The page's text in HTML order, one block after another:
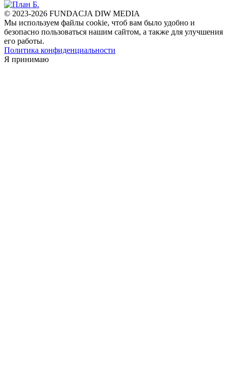
© 2023-2026 FUNDACJA DIW MEDIA
Мы используем файлы cookie, чтоб вам было удобно и
безопасно пользоваться нашим сайтом, а также для улучшения
его работы.
Политика конфиденциальности
Я принимаю